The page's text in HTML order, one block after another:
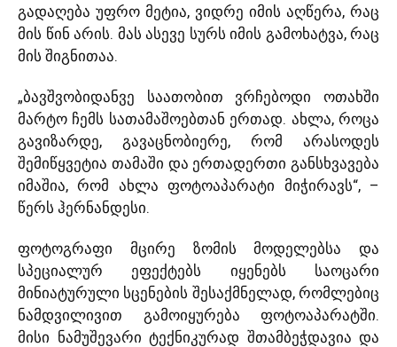
გადაღება უფრო მეტია, ვიდრე იმის აღწერა, რაც
მის წინ არის. მას ასევე სურს იმის გამოხატვა, რაც
მის შიგნითაა.
„ბავშვობიდანვე საათობით ვრჩებოდი ოთახში
მარტო ჩემს სათამაშოებთან ერთად. ახლა, როცა
გავიზარდე, გავაცნობიერე, რომ არასოდეს
შემიწყვეტია თამაში და ერთადერთი განსხვავება
იმაშია, რომ ახლა ფოტოაპარატი მიჭირავს“, –
წერს ჰერნანდესი.
ფოტოგრაფი მცირე ზომის მოდელებსა და
სპეციალურ ეფექტებს იყენებს საოცარი
მინიატურული სცენების შესაქმნელად, რომლებიც
ნამდვილივით გამოიყურება ფოტოაპარატში.
მისი ნამუშევარი ტექნიკურად შთამბეჭდავია და